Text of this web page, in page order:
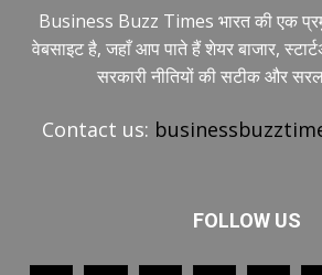
Business Buzz Times भारत की एक
वेबसाइट है, जहाँ आप पाते हैं शेयर बाजार,
सरकारी नीतियों की सटीक और
Contact us:
FOLLOW US